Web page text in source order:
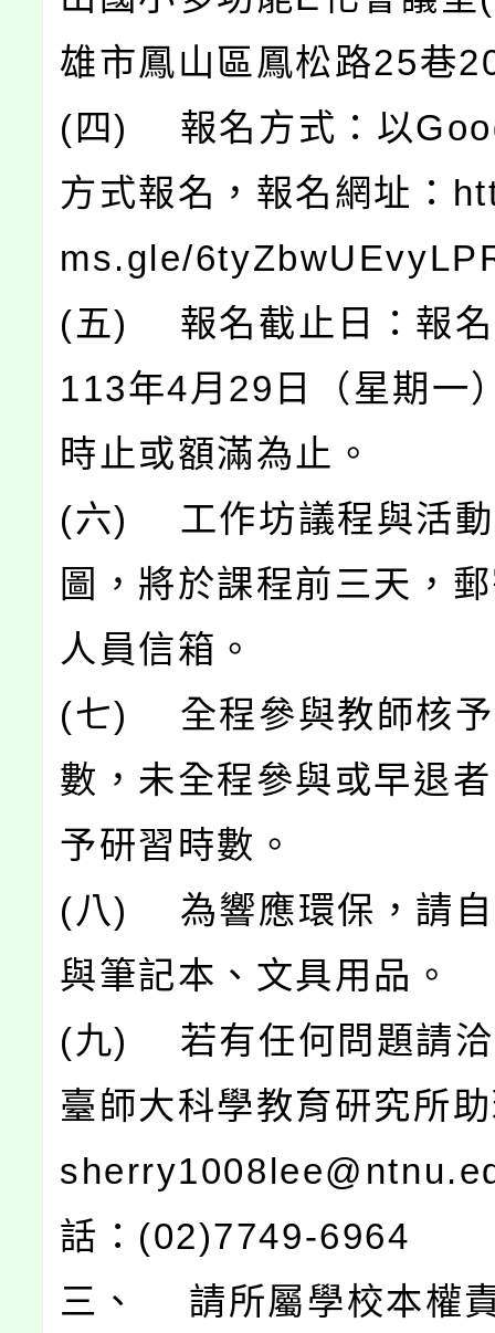
雄市鳳山區鳳松路25巷
(四) 報名方式：以
方式報名，報名網址：
ms.gle/
(五) 報名截止日：報名
113年4月29日（星期一
時止或額滿為止。
(六) 工作坊議程與活動
圖，將於課程前三天，
人員信箱。
(七) 全程參與教師核予
數，未全程參與或早退
予研習時數。
(八) 為響應環保，請自
與筆記本、文具用品。
(九) 若有任何問題請洽
臺師大科學教育研究所
話：(02)7749-6964
三、 請所屬學校本權